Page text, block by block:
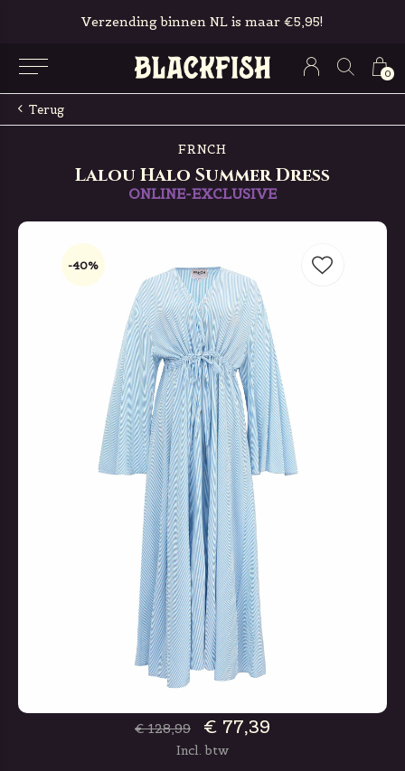
0
Verzending binnen NL is maar €5,95!
Terug
FRNCH
Lalou Halo Summer Dress
ONLINE-EXCLUSIVE
-40%
€ 128,99 € 77,39
Incl. btw